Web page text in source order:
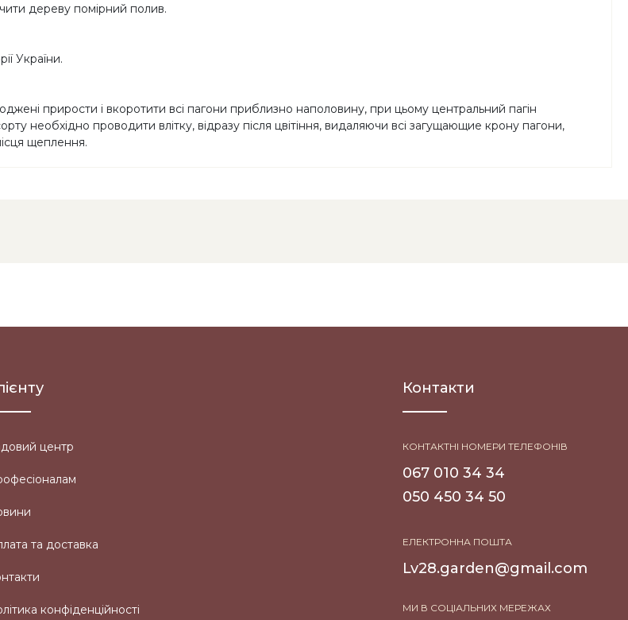
дереву помірний полив.
України.
прирости і вкоротити всі пагони приблизно наполовину, при цьому центральний пагін
необхідно проводити влітку, відразу після цвітіння, видаляючи всі загущающие крону пагони,
щеплення.
центр
та доставка
конфіденційності
Контакти
КОНТАКТНІ НОМЕРИ ТЕЛЕФОНІВ
067 010 34 34
050 450 34 50
ЕЛЕКТРОННА ПОШТА
Lv28.garden@gmail.com
МИ В СОЦІАЛЬНИХ МЕРЕЖАХ